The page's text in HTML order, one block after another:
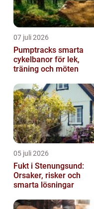
07 juli 2026
Pumptracks smarta
cykelbanor för lek,
träning och möten
05 juli 2026
Fukt i Stenungsund:
Orsaker, risker och
smarta lösningar